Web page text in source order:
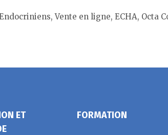
Vente en ligne, ECHA, Octa
ET
FORMATION